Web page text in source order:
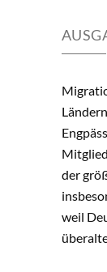
der
weil